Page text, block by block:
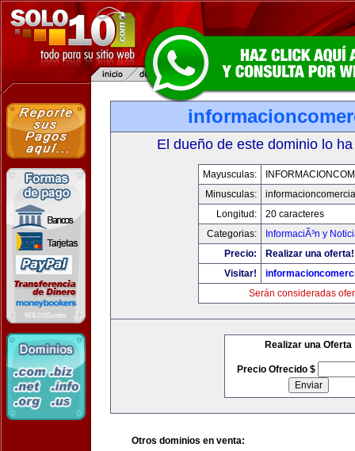
El dueño de este dominio lo
Mayusculas:
Minusculas:
Longitud:
20 caracteres
Categorias:
InformaciÃ³n y
Precio:
Realizar una oferta!
Visitar!
Serán consideradas
Realizar una Oferta
Precio Ofrecido $
Otros dominios en venta: